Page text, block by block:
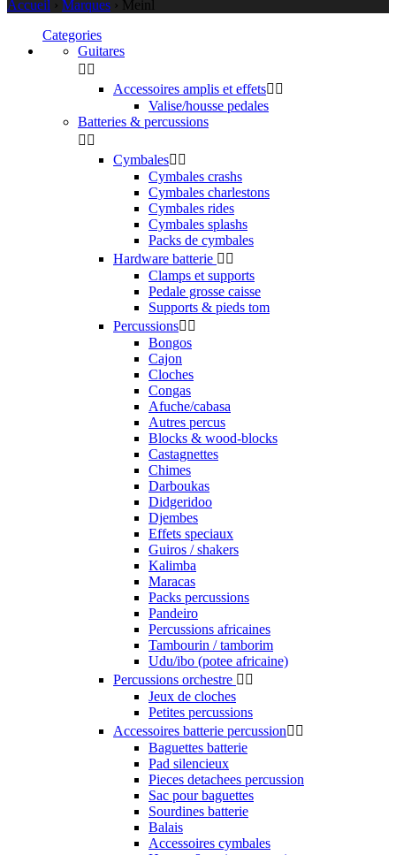
Accueil › Marques › Meinl
Categories
Guitares
 
Accessoires amplis et effets 
Valise/housse pedales
Batteries & percussions
 
Cymbales 
Cymbales crashs
Cymbales charlestons
Cymbales rides
Cymbales splashs
Packs de cymbales
Hardware batterie  
Clamps et supports
Pedale grosse caisse
Supports & pieds tom
Percussions 
Bongos
Cajon
Cloches
Congas
Afuche/cabasa
Autres percus
Blocks & wood-blocks
Castagnettes
Chimes
Darboukas
Didgeridoo
Djembes
Effets speciaux
Guiros / shakers
Kalimba
Maracas
Packs percussions
Pandeiro
Percussions africaines
Tambourin / tamborim
Udu/ibo (potee africaine)
Percussions orchestre  
Jeux de cloches
Petites percussions
Accessoires batterie percussion 
Baguettes batterie
Pad silencieux
Pieces detachees percussion
Sac pour baguettes
Sourdines batterie
Balais
Accessoires cymbales